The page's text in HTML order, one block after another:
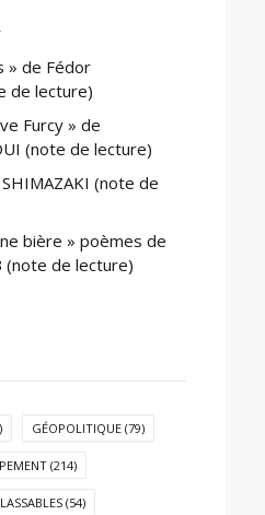
» de Fédor
de lecture)
Furcy » de
(note de lecture)
(note de
bière » poèmes de
(note de lecture)
GÉOPOLITIQUE (79)
(214)
(54)